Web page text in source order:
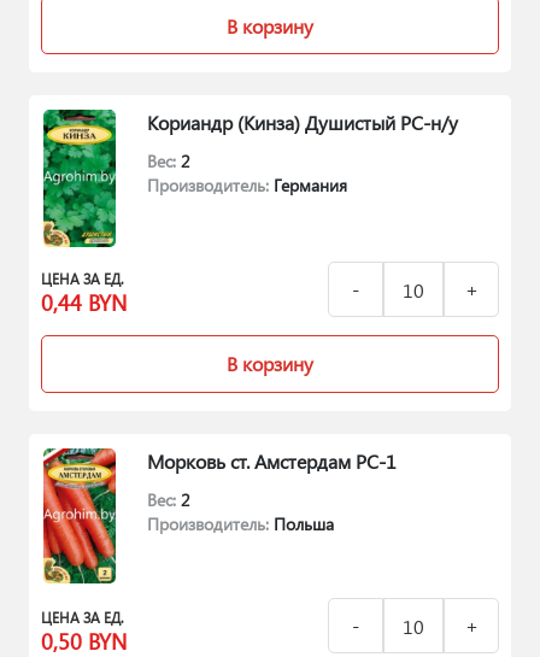
В корзину
Кориандр (Кинза) Душистый РС-н/у
Вес: 2
Производитель: Германия
ЦЕНА ЗА ЕД.
0,44 BYN
В корзину
Морковь ст. Амстердам РС-1
Вес: 2
Производитель: Польша
ЦЕНА ЗА ЕД.
0,50 BYN